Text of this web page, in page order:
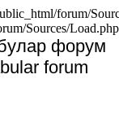
forum/
Sources/
форум
forum